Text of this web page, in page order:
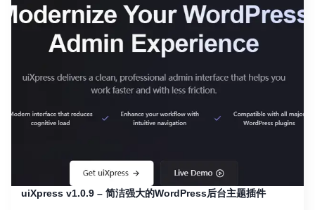
uiXpress v1.0.9 – 简洁强大的WordPress后台主题插件